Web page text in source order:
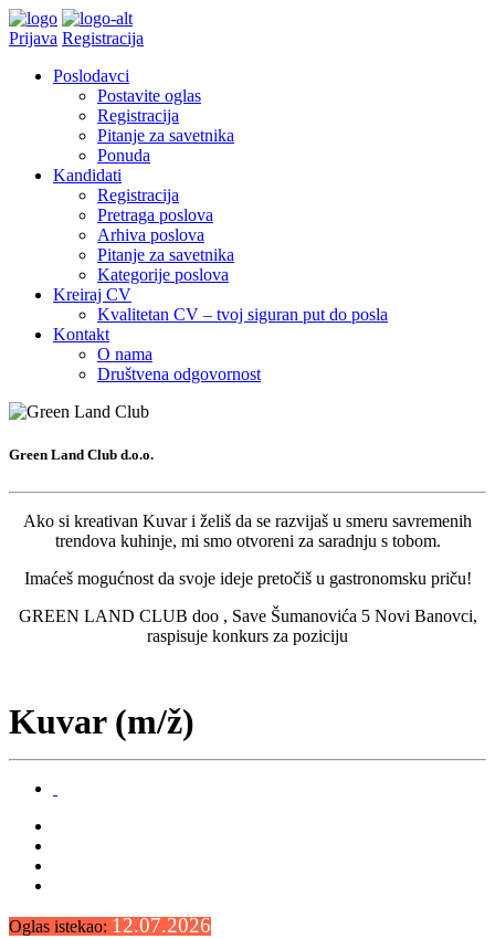
Prijava Registracija
Poslodavci
Postavite oglas
Registracija
Pitanje za savetnika
Ponuda
Kandidati
Registracija
Pretraga poslova
Arhiva poslova
Pitanje za savetnika
Kategorije poslova
Kreiraj CV
Kvalitetan CV – tvoj siguran put do posla
Kontakt
O nama
Društvena odgovornost
Green Land Club d.o.o.
Ako si kreativan Kuvar i želiš da se razvijaš u smeru savremenih
trendova kuhinje, mi smo otvoreni za saradnju s tobom.
Imaćeš mogućnost da svoje ideje pretočiš u gastronomsku priču!
GREEN LAND CLUB doo , Save Šumanovića 5 Novi Banovci,
raspisuje konkurs za poziciju
Kuvar (m/ž)
Oglas istekao: 12.07.2026